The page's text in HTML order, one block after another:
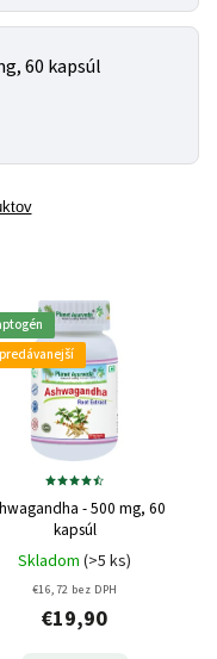
60 kapsúl
- 500 mg, 60
kapsúl
Skladom (>5 ks)
€16,72 bez DPH
€19,90